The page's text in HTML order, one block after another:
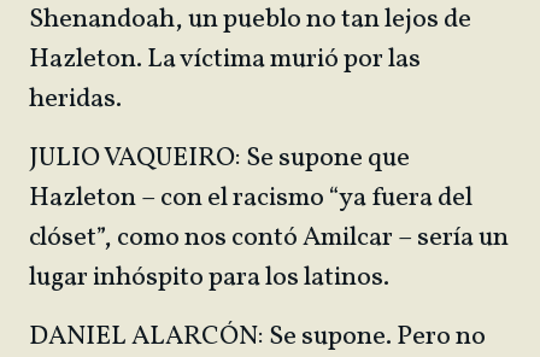
Shenandoah, un pueblo no tan lejos de
Hazleton. La víctima murió por las
heridas.
JULIO VAQUEIRO: Se supone que
Hazleton – con el racismo “ya fuera del
clóset”, como nos contó Amilcar – sería un
lugar inhóspito para los latinos.
DANIEL ALARCÓN: Se supone. Pero no